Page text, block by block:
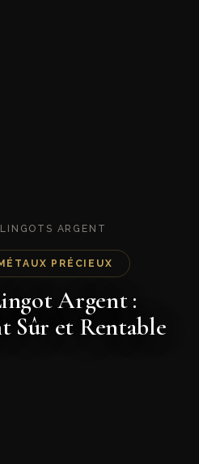
LINGOTS ARGENT
PRÉCIEUX
Argent :
Sûr et Rentable